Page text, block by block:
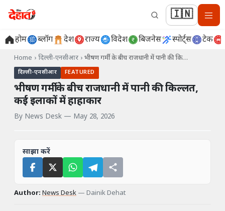
🇮🇳
होम ब्लॉग देश राज्य विदेश बिजनेस स्पोर्ट्स टेक
Home › दिल्ली-एनसीआर › भीषण गर्मी के बीच राजधानी में पानी की कि…
दिल्ली-एनसीआर FEATURED
भीषण गर्मी के बीच राजधानी में पानी की किल्लत,
कई इलाकों में हाहाकार
By News Desk — May 28, 2026
साझा करें
Author: News Desk — Dainik Dehat